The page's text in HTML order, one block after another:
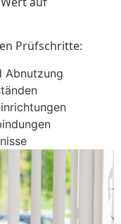
Prüfschritte:
Abnutzung